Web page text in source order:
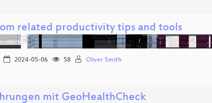
related productivity tips and tools
2024-05-06 58 Oliver Smith
mit GeoHealthCheck